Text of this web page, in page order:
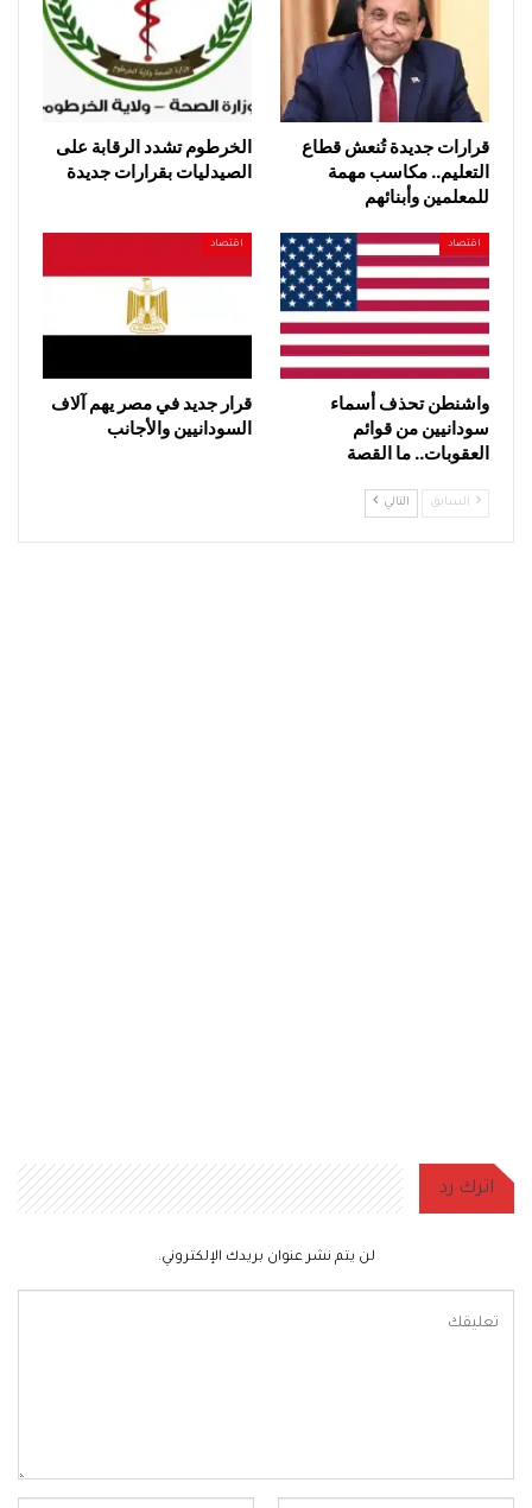
قرارات جديدة تُنعش قطاع
التعليم.. مكاسب مهمة
للمعلمين وأبنائهم
الخرطوم تشدد الرقابة على
الصيدليات بقرارات جديدة
اقتصاد
واشنطن تحذف أسماء
سودانيين من قوائم
العقوبات.. ما القصة
اقتصاد
قرار جديد في مصر يهم آلاف
السودانيين والأجانب
السابق التالي
اترك رد
لن يتم نشر عنوان بريدك الإلكتروني.